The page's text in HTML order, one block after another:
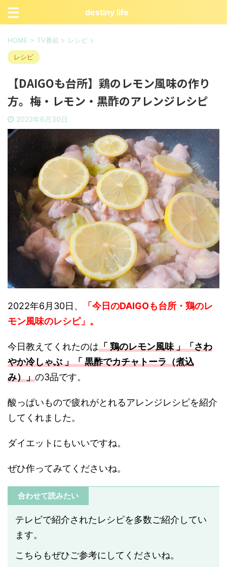
destiny life
HOME > TV番組 > レシピ >
レシピ
【DAIGOも台所】鶏のレモン風味の作り
方。梅・レモン・黒酢のアレンジレシピ
2022年6月30日
2022年6月30日、
「今日のDAIGOも台所・鶏のレ
モン風味のレシピ」。
今日教えてくれたのは「 鶏のレモン風味 」「さわ
やか冷しゃぶ 」「 黒酢でカチャトーラ（煮込
み）」の3品です。
酸っぱいもので疲れがとれるアレンジレシピを紹介
してくれました。
ダイエットにもいいですね。
ぜひ作ってみてくださいね。
合わせて読みたい
テレビで紹介されたレシピを多数ご紹介してい
ます。
こちらもぜひご参考にしてくださいね。